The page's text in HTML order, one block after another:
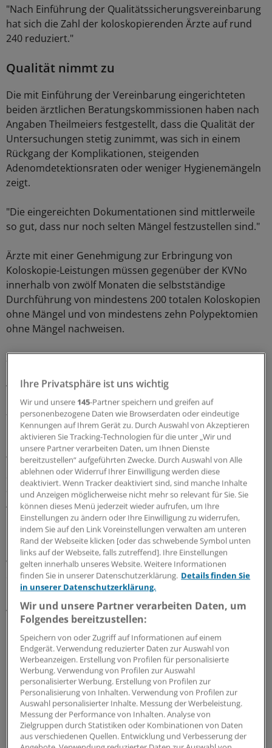
"Nach Einführung der Qualitätssicherungsvereinbarung
hat sich die Zahl der koloskopierenden Ärzte auf rund
240 reduziert."
Qualität nimmt zu
Die mit Einführung der Vereinbarung eingerichteten
beiden ärztlichen Beratungskommissionen haben nach
Angaben Theilmeiers festgestellt, dass die Qualität der
Untersuchungen stetig zunimmt, was sich in einem
Rückgang der Komplikationen, steigenden
Adenomdetektionsraten oder weniger Hygienemängeln
zeigt.
"Die eingereichten Dokumentationen sind mittlerweile
so gut, dass nur noch selten Mängel festzustellen sind."
Ärzte mit einer Genehmigung zur Erbringung von
Koloskopie-Leistungen müssen gegenüber der KVNo
innerhalb von zwölf Monaten die selbstständige
Durchführung von mindestens 200 totalen Koloskopien
ohne Mängel und von mindestens zehn Polypektomien
ohne Mängel nachweisen.
Zudem müssen sie die schriftliche und bildliche
von der KV benannten Patienten vorlegen. Sind
mindestens 90 Prozent der Dokumentationen von
totalen Koloskopien ohne Mängel, folgt die nächste
Überprüfung nach 24 Monaten.
Werden die Anforderungen nicht erfüllt, fordert die KV
20 weitere schriftliche und bildliche Dokumentationen
an. Stellen die Prüfer erneut Mängel fest, erhalten die
Ärzte eine weitere Möglichkeit, ihre fachliche Befähigung
nachzuweisen, erläutert Theilmeier.
"Zeigt die Überprüfung nochmals Mängel oder wurden
weniger als 200 totale Koloskopien durchgeführt, wird
die Genehmigung widerrufen."
Alle Anträge genehmigt
Im Jahr 2013 nahmen in Nordrhein 247 Ärzte an der
Koloskopievereinbarung teil. 19 erhielten in dem Jahr die
Genehmigung zur präventiven und kurativen
Koloskopie, 13 schieden aus dem Tätigkeitsbereich aus.
Die zuständige Kommission musste bei keinem Arzt die
Genehmigung ablehnen oder widerrufen.
Ihre Privatsphäre ist uns wichtig
Wir und unsere 145-Partner speichern und greifen auf
personenbezogene Daten wie Browserdaten oder eindeutige
Kennungen auf Ihrem Gerät zu. Durch Auswahl von Akzeptieren
aktivieren Sie Tracking-Technologien für die unter „Wir und
unsere Partner verarbeiten Daten, um Ihnen Dienste
bereitzustellen“ aufgeführten Zwecke. Durch Auswahl von Alle
ablehnen oder Widerruf Ihrer Einwilligung werden diese
deaktiviert. Wenn Tracker deaktiviert sind, sind manche Inhalte
und Anzeigen möglicherweise nicht mehr so relevant für Sie. Sie
können dieses Menü jederzeit wieder aufrufen, um Ihre
Einstellungen zu ändern oder Ihre Einwilligung zu widerrufen,
indem Sie auf den Link Voreinstellungen verwalten am unteren
Rand der Webseite klicken [oder das schwebende Symbol unten
links auf der Webseite, falls zutreffend]. Ihre Einstellungen
gelten innerhalb unseres Website. Weitere Informationen
finden Sie in unserer Datenschutzerklärung. Details finden Sie
in unserer Datenschutzerklärung.
Wir und unsere Partner verarbeiten Daten, um
Folgendes bereitzustellen:
Speichern von oder Zugriff auf Informationen auf einem
Endgerät. Verwendung reduzierter Daten zur Auswahl von
Werbeanzeigen. Erstellung von Profilen für personalisierte
Werbung. Verwendung von Profilen zur Auswahl
personalisierter Werbung. Erstellung von Profilen zur
Personalisierung von Inhalten. Verwendung von Profilen zur
Auswahl personalisierter Inhalte. Messung der Werbeleistung.
Messung der Performance von Inhalten. Analyse von
Zielgruppen durch Statistiken oder Kombinationen von Daten
aus verschiedenen Quellen. Entwicklung und Verbesserung der